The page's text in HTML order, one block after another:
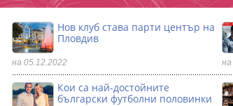
Нов клуб става парти център на
Пловдив
на 05.12.2022 на
Кои са най-достойните
български футболни половинки